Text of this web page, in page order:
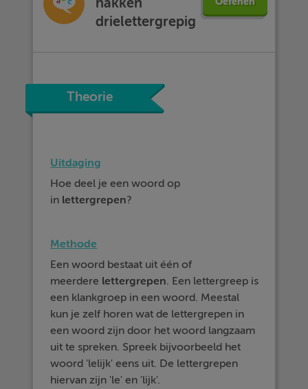
drielettergrepig
Theorie
Uitdaging
Hoe deel je een woord op
in lettergrepen?
Methode
Een woord bestaat uit één of
meerdere lettergrepen. Een lettergreep is
een klankgroep in een woord. Meestal
kun je zelf horen wat de lettergrepen in
een woord zijn door het woord langzaam
uit te spreken. Spreek bijvoorbeeld het
woord 'lelijk' eens uit. De lettergrepen
hiervan zijn 'le' en 'lijk'.